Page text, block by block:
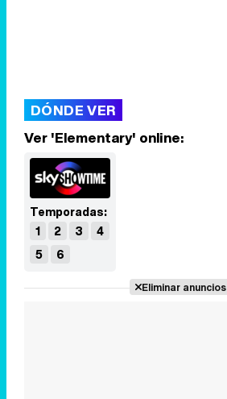
DÓNDE VER
Ver 'Elementary' online:
Temporadas:
1
2 3
4
5
6
Eliminar anuncios